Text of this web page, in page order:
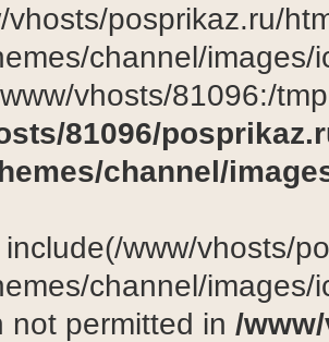
vhosts/posprikaz.ru/
channel/
vhosts/81096:/
81096/
channel/
include(/www/vhosts/
channel/
not permitted in /